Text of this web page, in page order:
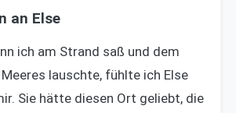
an Else
ich am Strand saß und dem
lauschte, fühlte ich Else
Sie hätte diesen Ort geliebt, die